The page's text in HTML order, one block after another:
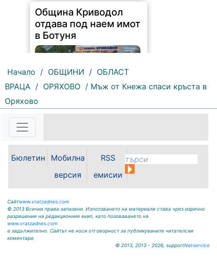
Община Криводол
отдава под наем имот
в Ботуня
164 | 2026-08-07 11:30:54
ВРАЦА 3060 гр. Криводол, ул.
„Освобождение” № 13, тел.
09117/20-45, e-mail:
krivodol@mbox.is-bg.net ОБЯВА
На основание чл. 8, ал. 4,
чл. 14, ал. 7 от ЗОС; чл. 92, ал. 1...
Начало / ОБЩИНИ / ОБЛАСТ
ВРАЦА / ОРЯХОВО / Мъж от Кнежа спаси кръста в
Оряхово
Бюлетин
Мобилна
версия
RSS
емисии
Сайтwww.vratzadnes.com
© 2013 Всички права запазени. Използването на материали става чрез изрично
разрешение на редакционния екип, като позоваването на
www.vratzadnes.com
е задължително. Сайтът не носи отговорност за публикуваните читателски
коментари.
© 2013, 2013 - 2026, supportNetservice